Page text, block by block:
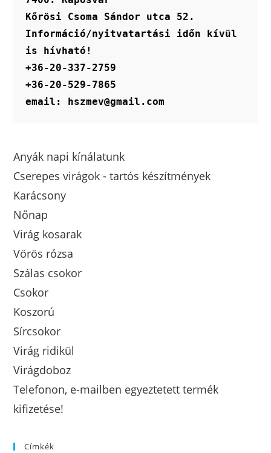
Kőrösi Csoma Sándor utca 52.
Információ/nyitvatartási időn kívül
is hívható!
+36-20-337-2759
+36-20-529-7865
email: hszmev@gmail.com
Anyák napi kínálatunk
Cserepes virágok - tartós készítmények
Karácsony
Nőnap
Virág kosarak
Vörös rózsa
Szálas csokor
Csokor
Koszorú
Sírcsokor
Virág ridikül
Virágdoboz
Telefonon, e-mailben egyeztetett termék
kifizetése!
Címkék